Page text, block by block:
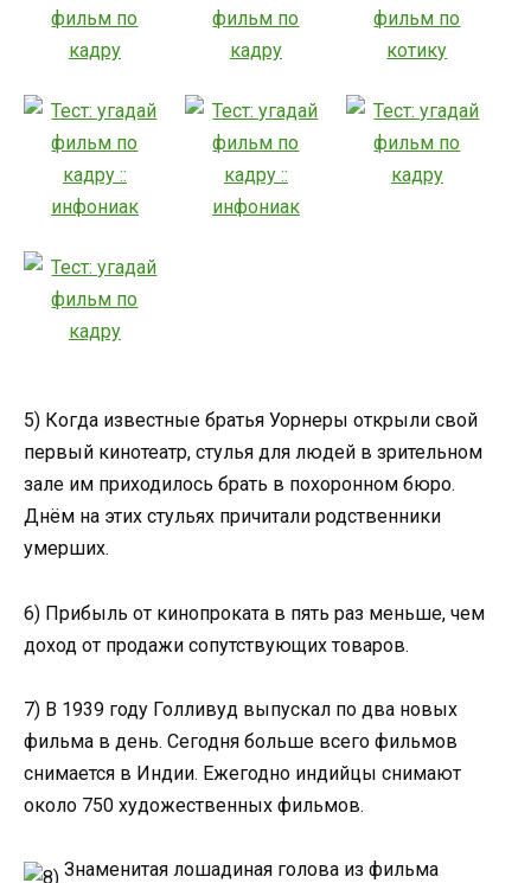
5) Когда известные братья Уорнеры открыли свой
первый кинотеатр, стулья для людей в зрительном
зале им приходилось брать в похоронном бюро.
Днём на этих стульях причитали родственники
умерших.
6) Прибыль от кинопроката в пять раз меньше, чем
доход от продажи сопутствующих товаров.
7) В 1939 году Голливуд выпускал по два новых
фильма в день. Сегодня больше всего фильмов
снимается в Индии. Ежегодно индийцы снимают
около 750 художественных фильмов.
Знаменитая лошадиная голова из фильма